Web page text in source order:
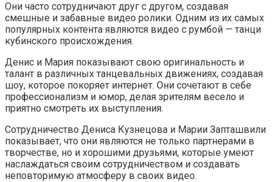
Они часто сотрудничают друг с другом, создавая
смешные и забавные видео ролики. Одним из их самых
популярных контента являются видео с румбой — танци
кубинского происхождения.
Денис и Мария показывают свою оригинальность и
талант в различных танцевальных движениях, создавая
шоу, которое покоряет интернет. Они сочетают в себе
профессионализм и юмор, делая зрителям весело и
приятно смотреть их выступления.
Сотрудничество Дениса Кузнецова и Марии Запташвили
показывает, что они являются не только партнерами в
творчестве, но и хорошими друзьями, которые умеют
наслаждаться своим сотрудничеством и создавать
неповторимую атмосферу в своих видео.